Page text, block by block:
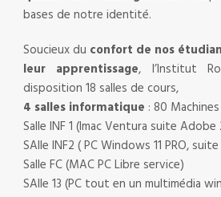
bases de notre identité.
Soucieux du confort de nos
leur apprentissage, l’Institut
disposition 18 salles de cours,
4 salles informatique : 80
Salle INF 1 (Imac Ventura suite
SAlle INF2 ( PC Windows 11 PRO,
Salle FC (MAC PC Libre service)
SAlle 13 (PC tout en un multimédia